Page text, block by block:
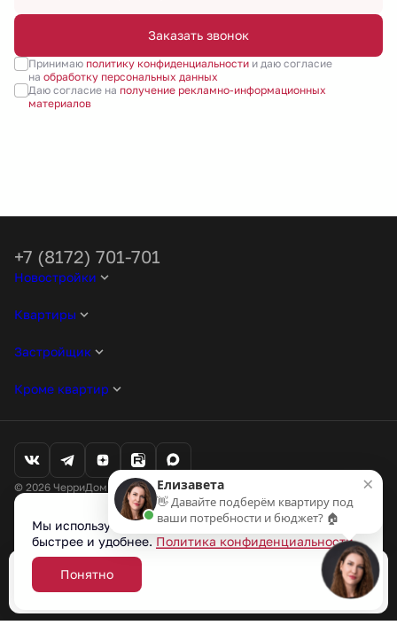
Заказать звонок
Принимаю политику конфиденциальностии даю согласие
на обработку персональных данных
Даю согласие на получение рекламно-информационных
материалов
Новостройки
Квартиры
Застройщик
Кроме квартир
+7 (8172) 701-701
© 2026 ЧерриДом. Все права защищены
Любая информация, представленная на данном сайте, носит
исключительно информационный характер и ни при каких условиях
не является публичной офертой, определяемой положениями статьи
437 ГК РФ.
Проектные декларации на наш.дом.рф
Разработано
×
Елизавета
👋 Давайте подберём квартиру под
ваши потребности и бюджет? 🏠
Мы используем cookie-файлы, чтобы сайт работал
быстрее и удобнее. Политика конфиденциальности
Понятно